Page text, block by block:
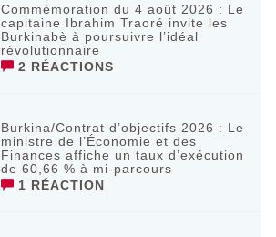
Commémoration du 4 août 2026 : Le
capitaine Ibrahim Traoré invite les
Burkinabè à poursuivre l’idéal
révolutionnaire ‎
2 RÉACTIONS
Burkina/Contrat d’objectifs 2026 : Le
ministre de l’Économie et des
Finances affiche un taux d’exécution
de 60,66 % à mi-parcours
1 RÉACTION